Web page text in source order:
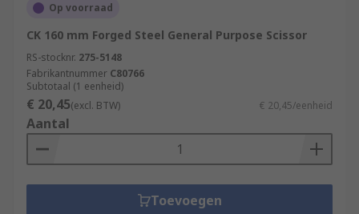
Op voorraad
CK 160 mm Forged Steel General Purpose Scissor
RS-stocknr. 275-5148
Fabrikantnummer C80766
Subtotaal (1 eenheid)
€ 20,45(excl. BTW) € 20,45/eenheid
Aantal
Toevoegen